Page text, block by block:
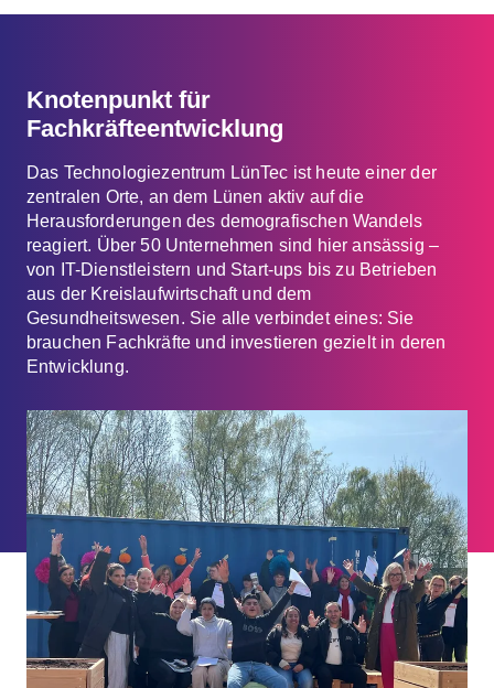
Knotenpunkt für
Fachkräfteentwicklung
Das Technologiezentrum LünTec ist heute einer der
zentralen Orte, an dem Lünen aktiv auf die
Herausforderungen des demografischen Wandels
reagiert. Über 50 Unternehmen sind hier ansässig –
von IT-Dienstleistern und Start-ups bis zu Betrieben
aus der Kreislaufwirtschaft und dem
Gesundheitswesen. Sie alle verbindet eines: Sie
brauchen Fachkräfte und investieren gezielt in deren
Entwicklung.